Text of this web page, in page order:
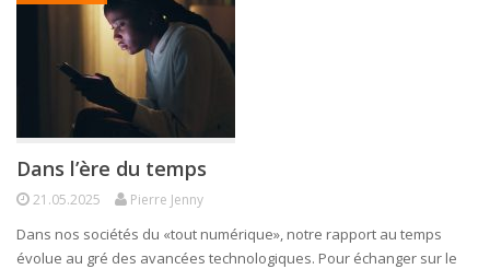
Dans l’ère du temps
21.05.2025 Pierre Jenny
Dans nos sociétés du «tout numérique», notre rapport au temps
évolue au gré des avancées technologiques. Pour échanger sur le